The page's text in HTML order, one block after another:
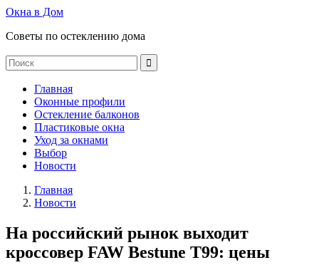
Окна в Дом
Советы по остеклению дома
Главная
Оконные профили
Остекление балконов
Пластиковые окна
Уход за окнами
Выбор
Новости
Главная
Новости
На российский рынок выходит
кроссовер FAW Bestune T99: цены